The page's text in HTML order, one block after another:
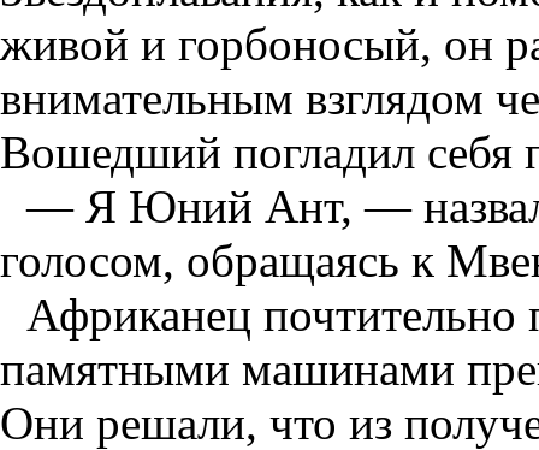
живой и горбоносый, он
внимательным взглядом
Вошедший погладил себя
— Я Юний Ант, — назвал
голосом, обращаясь к
Африканец почтительно
памятными машинами
Они решали, что из